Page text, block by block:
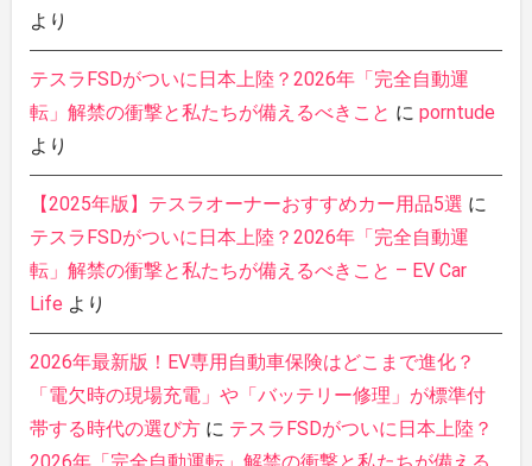
より
テスラFSDがついに日本上陸？2026年「完全自動運
転」解禁の衝撃と私たちが備えるべきこと に porntude
より
【2025年版】テスラオーナーおすすめカー用品5選 に
テスラFSDがついに日本上陸？2026年「完全自動運
転」解禁の衝撃と私たちが備えるべきこと – EV Car
Life より
2026年最新版！EV専用自動車保険はどこまで進化？
「電欠時の現場充電」や「バッテリー修理」が標準付
帯する時代の選び方に テスラFSDがついに日本上陸？